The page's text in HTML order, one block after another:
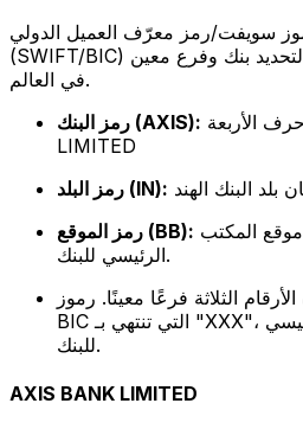
سويفت/رمز معرّف العميل الدولي
(SWIFT/BIC) من 8 إلى 11 حرفًا ورقمًا لتحديد بنك وفرع معين
في العالم.
رمز البنك (AXIS):
LIMITED
رمز البلد (IN):
رمز الموقع (BB):
الرئيسي للبنك.
الثلاثة فرعًا معينًا. رموز
BIC التي تنتهي بـ "XXX"، فهي تشير إلى المكتب الرئيسي
للبنك.
AXIS BANK LIMITED